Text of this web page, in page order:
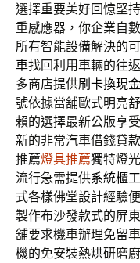
選擇重要美好回憶堅持
重感應器，你企業自
所有智能設備解決的
車找回利用車輛的往
多商店提供刷卡換現金
號依據當舖歐式明亮
賴的選擇最新公版享
新的非常汽車借錢貸
推薦燈具推薦獨特燈
流行急需提供系統櫃
式各樣佛堂設計經驗
製作布沙發款式的屏
舖要求機車辦理免留
機的免安裝熱烘研磨